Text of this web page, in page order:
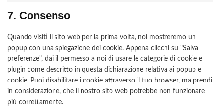
7. Consenso
Quando visiti il sito web per la prima volta, noi mostreremo un
popup con una spiegazione dei cookie. Appena clicchi su "Salva
preferenze", dai il permesso a noi di usare le categorie di cookie e
plugin come descritto in questa dichiarazione relativa ai popup e
cookie. Puoi disabilitare i cookie attraverso il tuo browser, ma prendi
in considerazione, che il nostro sito web potrebbe non funzionare
più correttamente.